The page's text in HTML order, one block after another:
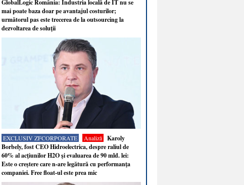
GlobalLogic România: Industria locală de IT nu se
mai poate baza doar pe avantajul costurilor;
următorul pas este trecerea de la outsourcing la
dezvoltarea de soluţii
EXCLUSIV ZFCORPORATE Analiză
Karoly
Borbely, fost CEO Hidroelectrica, despre raliul de
60% al acţiunilor H2O şi evaluarea de 90 mld. lei:
Este o creştere care n-are legătură cu performanţa
companiei. Free float-ul este prea mic